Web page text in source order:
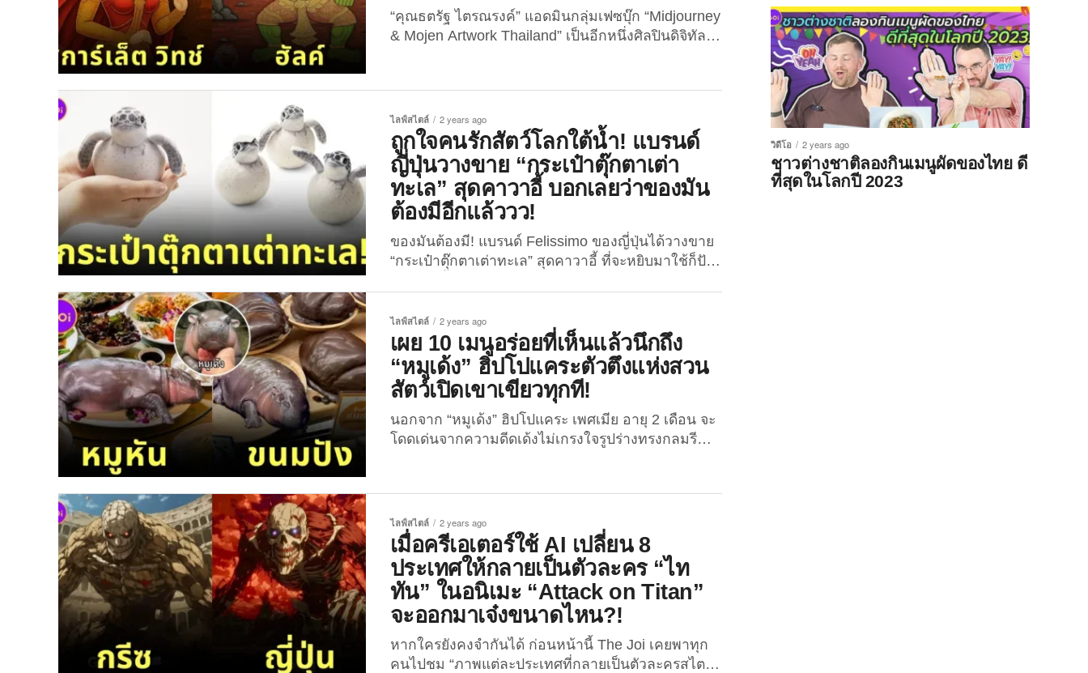
แอคเคาท์ Instagram @koty_vezde ที่ตอนนี้มีผู้กด
ติดตามไปแล้วกว่า 2.1 แสนคน! แต่ภาพน้องแมวที่ถู
กอีดิทขึ้นมาจะน่ารักปนฮาขนาดไหนนั้น..ก็ตามไปดูกัน
“คุณธตรัฐ ไตรณรงค์” แอดมินกลุ่มเฟซบุ๊ก “Midjourney
& Mojen Artwork Thailand” เป็นอีกหนึ่งศิลปินดิจิทัล
สร้างสรรค์ผลงานสุดเจ๋งด้วยเทคโนโลยี AI บนเว็บไซต์
“Midjourney” ออกมาให้ชาวเน็ตได้ชื่นชมกันบ่อย ๆ
และผลงานทุกชิ้นของเขาล้วนเป็นที่จดจำได้ง่ายและ
กลายเป็นไวรัลอยู่หลายต่อหลายครั้ง เพราะมักสอดใส่
ความเป็นไทยเข้าไปในภาพต่าง ๆ ที่เนรมิตขึ้นอยู่เสมอ
และอย่างแนบเนียน จนนึกว่าสิ่งที่เห็นคือของจริงเลย
เชียวล่ะ! สำหรับบทความนี้...
ไลฟ์สไตล์ 2 years ago
ถูกใจคนรักสัตว์โลกใต้น้ำ! แบรนด์
ญี่ปุ่นวางขาย “กระเป๋าตุ๊กตาเต่า
ทะเล” สุดคาวาอี้ บอกเลยว่าของมัน
ต้องมีอีกแล้ววว!
ของมันต้องมี! แบรนด์ Felissimo ของญี่ปุ่นได้วางขาย
“กระเป๋าตุ๊กตาเต่าทะเล” สุดคาวาอี้ ที่จะหยิบมาใช้ก็ปัง
สร้างสรรค์สินค้าสุดยูนีคออกมาให้ทุกคนได้จับจองกัน
โดยรอบนี้พวกเขาก็ได้วางขายไอเทมสุดครีเอทที่น่ารัก
น่าเอ็นดูและไม่ซ้ำใครอย่าง “กระเป๋าตุ๊กตาเต่าทะเล” ที่
ออกแบบมาได้เหมือนตัวจริงเป๊ะ ๆ เป็นไอเทมที่เหมาะ
กับเหล่าคนรักสัตว์โลกใต้น้ำไม่น้อย สำหรับกระเป๋า
ตุ๊กตาดังกล่าวนั้นเป็นสินค้า Collaboration project ของ
บริษัท Felissimo ที่ได้ผุดไอเดียสร้างสรรค์โดยหยิบ
ไลฟ์สไตล์ 2 years ago
เผย 10 เมนูอร่อยที่เห็นแล้วนึกถึง
“หมูเด้ง” ฮิปโปแคระตัวตึงแห่งสวน
สัตว์เปิดเขาเขียวทุกที!
นอกจาก “หมูเด้ง” ฮิปโปแคระ เพศเมีย อายุ 2 เดือน จะ
โดดเด่นจากความดีดเด้งไม่เกรงใจรูปร่างทรงกลมรี
ตัวตึงสวนสัตว์เปิดเขาเขียวตัวนี้ยังเหมือนกับอาหาร
หลากหลายชนิด จนใครต่อใครอยากจะลิ้มลองน้อง แต่
เนื่องจากฮิปโปแคระเป็นสัตว์ใกล้สูญพันธุ์และเหลืออยู่
ในธรรมชาติไม่เกิน 3,000 ตัว ดังนั้น มนุษย์อย่างเราจึง
ต้องรวมพลังกันไม่ล่าและกินเนื้อของน้อง เพียงเพราะ
ความอยากรู้อยากลอง แม้ว่าฮิปโปเอย่าง “หมูเด้ง” เคย
เกือบถูกเลี้ยงไว้เป็นอาหารหลักแทนเนื้อวัว ถึงขนาดมี
การคิดชื่อเรียกเนื้อจากน้อง...
ไลฟ์สไตล์ 2 years ago
เมื่อครีเอเตอร์ใช้ AI เปลี่ยน 8
ประเทศให้กลายเป็นตัวละคร “ไท
ทัน” ในอนิเมะ “Attack on Titan”
จะออกมาเจ๋งขนาดไหน?!
หากใครยังคงจำกันได้ ก่อนหน้านี้ The Joi เคยพาทุก
คนไปชม “ภาพแต่ละประเทศที่กลายเป็นตัวละครสไตล์
วิดีโอ 2 years ago
ชาวต่างชาติลองกินเมนูผัดของไทย ดี
ที่สุดในโลกปี 2023